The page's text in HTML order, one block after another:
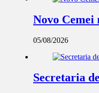
Novo Cemei
05/08/2026
Secretaria